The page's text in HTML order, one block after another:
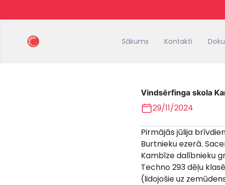
Sākums Kontakti
Vindsērfinga skola
29/11/2024
Pirmājās jūlija
Burtnieku ezerā.
Kambīze dalībnieku
Techno 293 dēļu
(lidojošie uz